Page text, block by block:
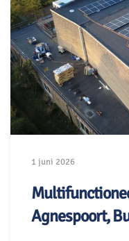
1 juni 2026
Agnespoort,